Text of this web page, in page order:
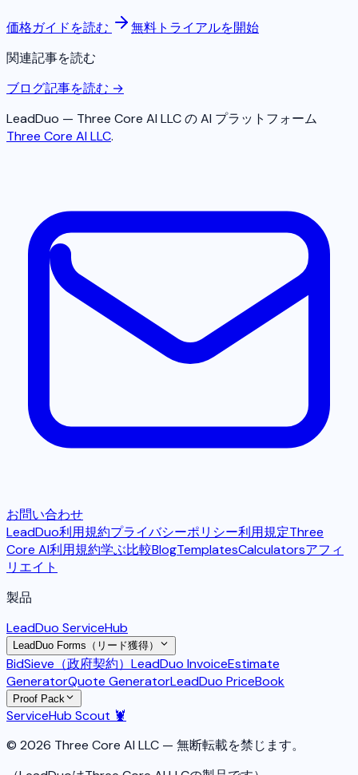
価格ガイドを読む
無料トライアルを開始
関連記事を読む
ブログ記事を読む →
LeadDuo — Three Core AI LLC の AI プラットフォーム
Three Core AI LLC.
お問い合わせ
LeadDuo利用規約プライバシーポリシー利用規定Three
Core AI利用規約学ぶ比較BlogTemplatesCalculatorsアフィ
リエイト
製品
LeadDuo ServiceHub
LeadDuo Forms（リード獲得）
BidSieve（政府契約） LeadDuo InvoiceEstimate
GeneratorQuote GeneratorLeadDuo PriceBook
Proof Pack
ServiceHub Scout 🦞
© 2026 Three Core AI LLC — 無断転載を禁じます。